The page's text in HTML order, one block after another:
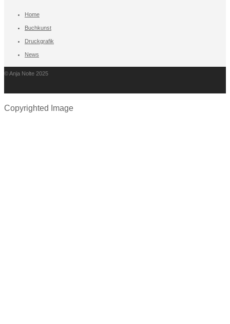
Home
Buchkunst
Druckgrafik
News
© Anja Nolte 2025
Copyrighted Image